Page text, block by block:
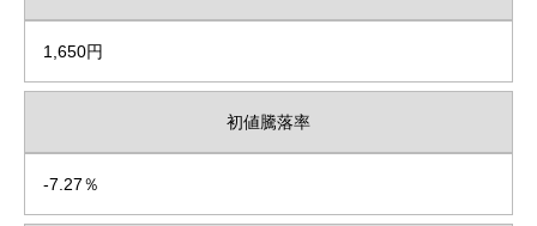
1,650円
初値騰落率
-7.27％